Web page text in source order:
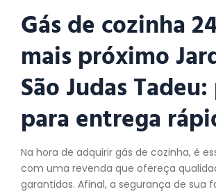
Gás de cozinha
mais próximo
São Judas Tadeu:
para entrega
Na hora de adquirir gás de cozinha, é
com uma revenda que ofereça
garantidas. Afinal, a segurança de sua